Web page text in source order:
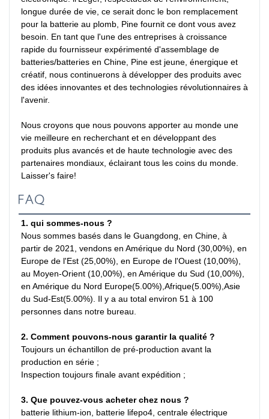
longue durée de vie, ce serait donc le bon remplacement
pour la batterie au plomb, Pine fournit ce dont vous avez
besoin. En tant que l'une des entreprises à croissance
rapide du fournisseur expérimenté d'assemblage de
batteries/batteries en Chine, Pine est jeune, énergique et
créatif, nous continuerons à développer des produits avec
des idées innovantes et des technologies révolutionnaires à
l'avenir.
Nous croyons que nous pouvons apporter au monde une
vie meilleure en recherchant et en développant des
produits plus avancés et de haute technologie avec des
partenaires mondiaux, éclairant tous les coins du monde.
Laisser's faire!
FAQ
1. qui sommes-nous ?
Nous sommes basés dans le Guangdong, en Chine, à
partir de 2021, vendons en Amérique du Nord (30,00%), en
Europe de l'Est (25,00%), en Europe de l'Ouest (10,00%),
au Moyen-Orient (10,00%), en Amérique du Sud (10,00%),
en Amérique du Nord Europe(5.00%),Afrique(5.00%),Asie
du Sud-Est(5.00%). Il y a au total environ 51 à 100
personnes dans notre bureau.
2. Comment pouvons-nous garantir la qualité ?
Toujours un échantillon de pré-production avant la
production en série ;
Inspection toujours finale avant expédition ;
3. Que pouvez-vous acheter chez nous ?
batterie lithium-ion, batterie lifepo4, centrale électrique